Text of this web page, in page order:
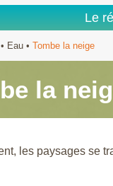
Le
• Eau • Tombe la neige
la
les paysages se